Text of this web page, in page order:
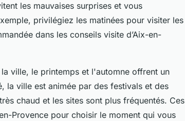
les mauvaises surprises et vous
privilégiez les matinées pour visiter les
dans les conseils visite d’Aix-en-
ville, le printemps et l'automne offrent un
la ville est animée par des festivals et des
chaud et les sites sont plus fréquentés. Ces
Provence pour choisir le moment qui vous